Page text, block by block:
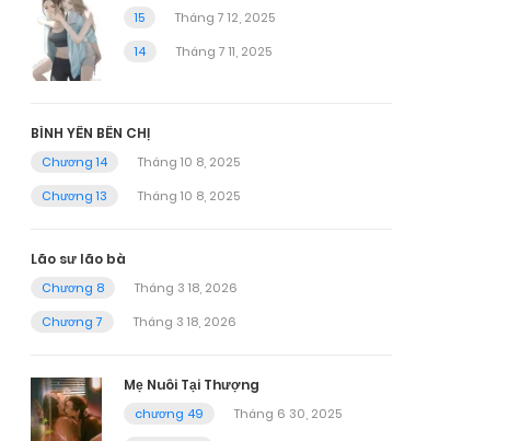
15
Tháng 7 12, 2025
14
Tháng 7 11, 2025
BÌNH YÊN BÊN CHỊ
Chương 14
Tháng 10 8, 2025
Chương 13
Tháng 10 8, 2025
Lão sư lão bà
Chương 8
Tháng 3 18, 2026
Chương 7
Tháng 3 18, 2026
Mẹ Nuôi Tại Thượng
chương 49
Tháng 6 30, 2025